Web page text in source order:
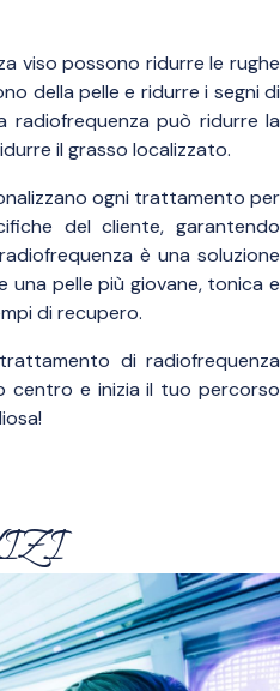
viso possono ridurre le rughe
della pelle e ridurre i segni di
radiofrequenza può ridurre la
il grasso localizzato.
ogni trattamento per
del cliente, garantendo
è una soluzione
pelle più giovane, tonica e
di recupero.
di radiofrequenza
centro e inizia il tuo percorso